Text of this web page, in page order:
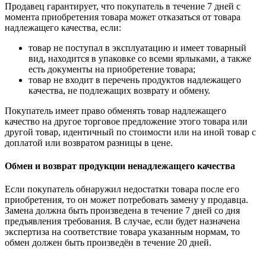
Продавец гарантирует, что покупатель в течение 7 дней с
момента приобретения товара может отказаться от товара
надлежащего качества, если:
товар не поступал в эксплуатацию и имеет товарный
вид, находится в упаковке со всеми ярлыками, а также
есть документы на приобретение товара;
товар не входит в перечень продуктов надлежащего
качества, не подлежащих возврату и обмену.
Покупатель имеет право обменять товар надлежащего
качество на другое торговое предложение этого товара или
другой товар, идентичный по стоимости или на иной товар с
доплатой или возвратом разницы в цене.
Обмен и возврат продукции ненадлежащего качества
Если покупатель обнаружил недостатки товара после его
приобретения, то он может потребовать замену у продавца.
Замена должна быть произведена в течение 7 дней со дня
предъявления требования. В случае, если будет назначена
экспертиза на соответствие товара указанным нормам, то
обмен должен быть произведён в течение 20 дней.